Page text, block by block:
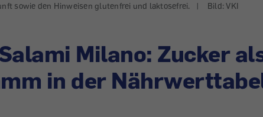
sowie den Hinweisen glutenfrei und laktosefrei. | Bild: VKI
Milano: Zucker
in der